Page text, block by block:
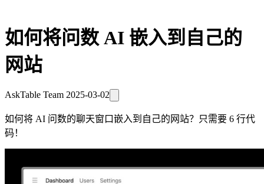
如何将问数 AI 嵌入到自己的
网站
AskTable Team 2025-03-02
如何将 AI 问数的聊天窗口嵌入到自己的网站？只需要 6 行代
码！